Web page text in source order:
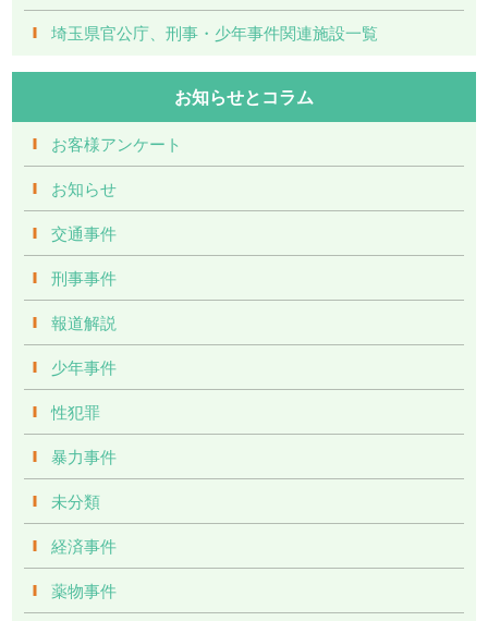
埼玉県官公庁、刑事・少年事件関連施設一覧
お知らせとコラム
お客様アンケート
お知らせ
交通事件
刑事事件
報道解説
少年事件
性犯罪
暴力事件
未分類
経済事件
薬物事件